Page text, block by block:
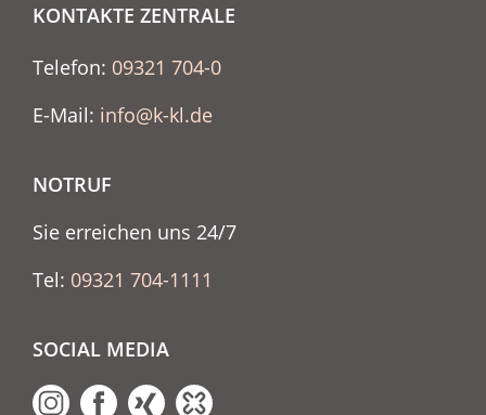
KONTAKTE ZENTRALE
Telefon: 09321 704-0
E-Mail: info@k-kl.de
NOTRUF
Sie erreichen uns 24/7
Tel: 09321 704-1111
SOCIAL MEDIA